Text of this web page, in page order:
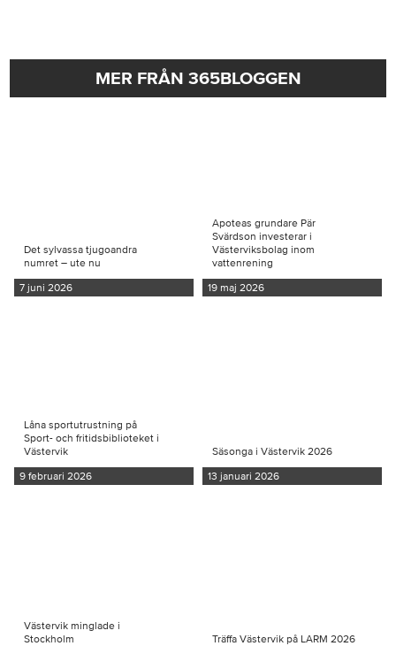
MER FRÅN 365BLOGGEN
Det sylvassa tjugoandra
numret – ute nu
7 juni 2026
Apoteas grundare Pär
Svärdson investerar i
Västerviksbolag inom
vattenrening
19 maj 2026
Låna sportutrustning på
Sport- och fritidsbiblioteket i
Västervik
9 februari 2026
Säsonga i Västervik 2026
13 januari 2026
Västervik minglade i
Stockholm
Träffa Västervik på LARM 2026